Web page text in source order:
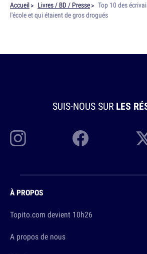
Accueil Livres / BD / Presse
Top 10 des
l'école et qui étaient de gros drogués
SUIS-NOUS SUR LES
À PROPOS
Topito.com devient 10h26
A propos de nous